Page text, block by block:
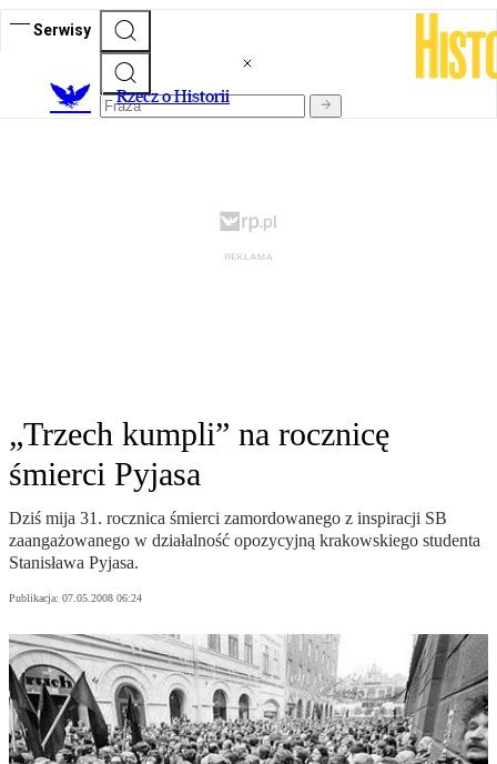
Serwisy
Rzecz o Historii
„Trzech kumpli” na rocznicę
śmierci Pyjasa
Dziś mija 31. rocznica śmierci zamordowanego z inspiracji SB
zaangażowanego w działalność opozycyjną krakowskiego studenta
Stanisława Pyjasa.
Publikacja: 07.05.2008 06:24